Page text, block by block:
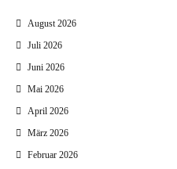
August 2026
Juli 2026
Juni 2026
Mai 2026
April 2026
März 2026
Februar 2026